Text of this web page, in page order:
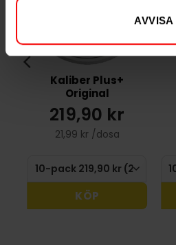
AVVISA
Kaliber Plus+
Original
219,90 kr
21,99 kr /dosa
KÖP